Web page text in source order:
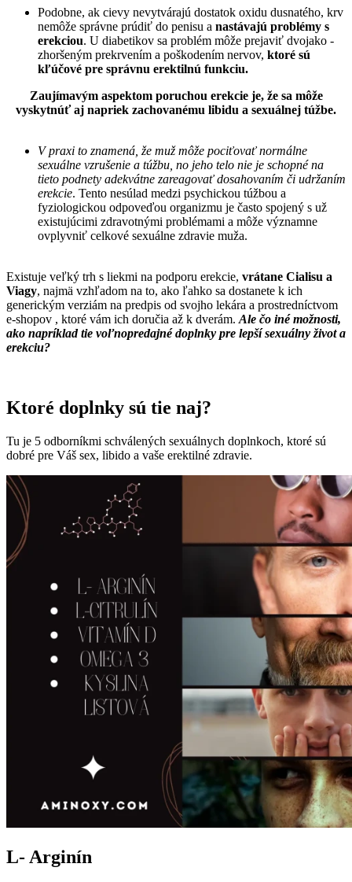
Podobne, ak cievy nevytvárajú dostatok oxidu dusnatého, krv
nemôže správne prúdiť do penisu a nastávajú problémy s
erekciou. U diabetikov sa problém môže prejaviť dvojako -
zhoršeným prekrvením a poškodením nervov, ktoré sú
kľúčové pre správnu erektilnú funkciu.
Zaujímavým aspektom poruchou erekcie je, že sa môže
vyskytnúť aj napriek zachovanému libidu a sexuálnej túžbe.
V praxi to znamená, že muž môže pociťovať normálne
sexuálne vzrušenie a túžbu, no jeho telo nie je schopné na
tieto podnety adekvátne zareagovať dosahovaním či udržaním
erekcie. Tento nesúlad medzi psychickou túžbou a
fyziologickou odpoveďou organizmu je často spojený s už
existujúcimi zdravotnými problémami a môže významne
ovplyvniť celkové sexuálne zdravie muža.
Existuje veľký trh s liekmi na podporu erekcie, vrátane Cialisu a
Viagy, najmä vzhľadom na to, ako ľahko sa dostanete k ich
generickým verziám na predpis od svojho lekára a prostredníctvom
e-shopov , ktoré vám ich doručia až k dverám. Ale čo iné možnosti,
ako napríklad tie voľnopredajné doplnky pre lepší sexuálny život a
erekciu?
Ktoré doplnky sú tie naj?
Tu je 5 odborníkmi schválených sexuálnych doplnkoch, ktoré sú
dobré pre Váš sex, libido a vaše erektilné zdravie.
L- Arginín